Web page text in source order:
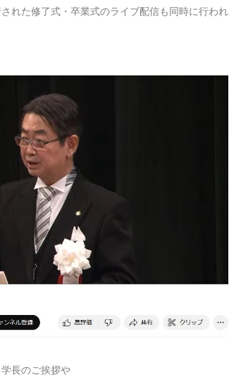
れた修了式・卒業式のライブ配信も同時に行われ
長のご挨拶や